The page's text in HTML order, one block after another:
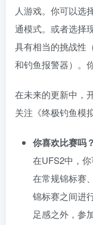
人游戏。你可以选
通模式。或者选择
具有相当的挑战性
和钓鱼报警器）。
在未来的更新中，
关注《终极钓鱼模
你喜欢比赛吗
在UFS2中，
在常规锦标赛
锦标赛之间进
足感之外，参